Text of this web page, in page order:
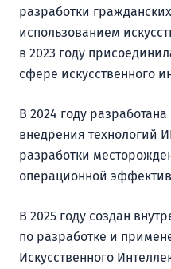
разработки
использованием
в 2023 году
сфере искусственного
В 2024 году
внедрения технологий
разработки
операционной
В 2025 году создан
по разработке и
Искусственного